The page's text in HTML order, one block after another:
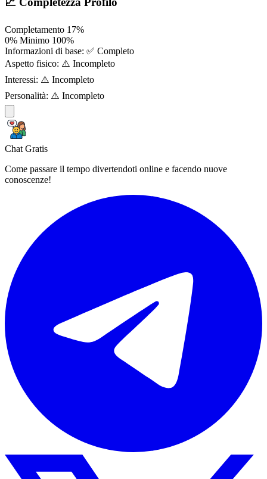
Completamento 17%
0% Minimo 100%
Informazioni di base: ✅ Completo
Aspetto fisico: ⚠️ Incompleto
Interessi: ⚠️ Incompleto
Personalità: ⚠️ Incompleto
Chat Gratis
Come passare il tempo divertendoti online e facendo nuove
conoscenze!